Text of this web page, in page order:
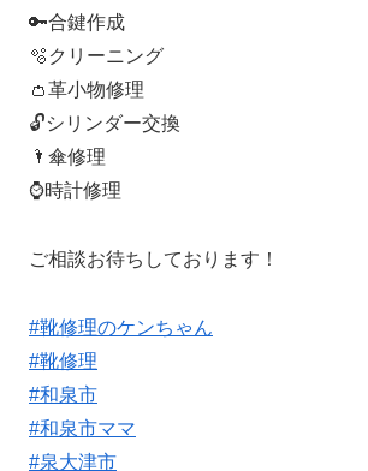
🔑合鍵作成
🫧クリーニング
👛革小物修理
🔓シリンダー交換
🌂傘修理
⌚️時計修理
ご相談お待ちしております！
#靴修理のケンちゃん
#靴修理
#和泉市
#和泉市ママ
#泉大津市